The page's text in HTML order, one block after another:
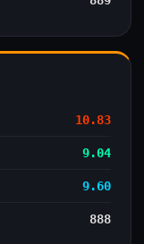
10.83
9.04
9.60
888